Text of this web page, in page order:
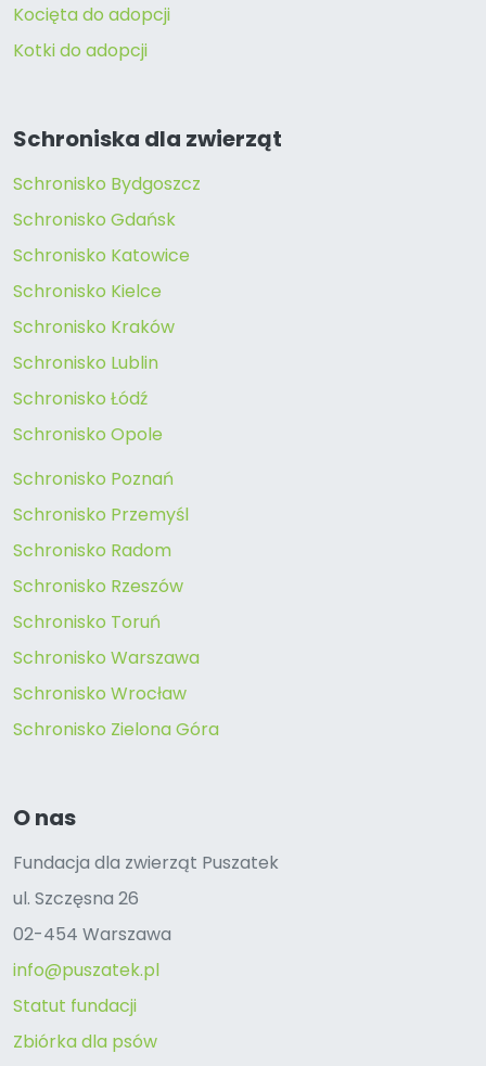
Kocięta do adopcji
Kotki do adopcji
Schroniska dla zwierząt
Schronisko Bydgoszcz
Schronisko Gdańsk
Schronisko Katowice
Schronisko Kielce
Schronisko Kraków
Schronisko Lublin
Schronisko Łódź
Schronisko Opole
Schronisko Poznań
Schronisko Przemyśl
Schronisko Radom
Schronisko Rzeszów
Schronisko Toruń
Schronisko Warszawa
Schronisko Wrocław
Schronisko Zielona Góra
O nas
Fundacja dla zwierząt Puszatek
ul. Szczęsna 26
02-454 Warszawa
info@puszatek.pl
Statut fundacji
Zbiórka dla psów